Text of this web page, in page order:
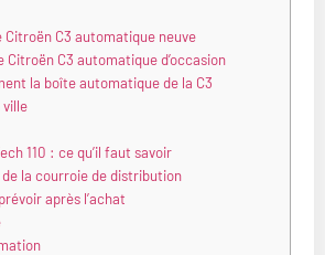
Citroën C3 automatique neuve
Citroën C3 automatique d’occasion
la boîte automatique de la C3
ville
110 : ce qu’il faut savoir
la courroie de distribution
après l’achat